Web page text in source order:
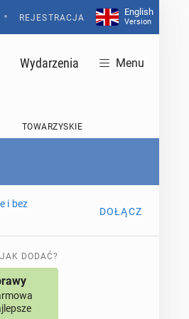
• REJESTRACJA
English
Version
Wydarzenia Menu
TOWARZYSKIE
i bez
DOŁĄCZ
JAK DODAĆ?